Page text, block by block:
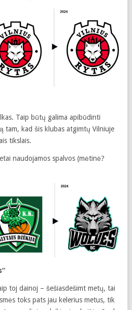
Taip būtų galima apibūdinti
tam, kad šis klubas atgimtų Vilniuje
tikslais.
naudojamos spalvos (mėtinė?
toj dainoj – šešiasdešimt metų, tai
toks pats jau kelerius metus, tik